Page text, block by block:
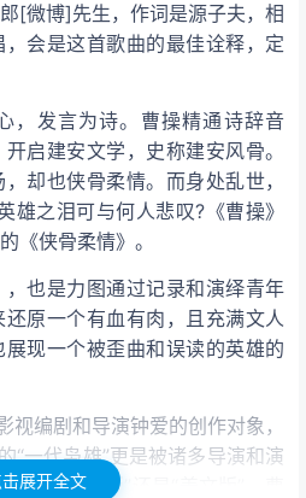
[微博]先生，作词是源子夫，相
会是这首歌曲的最佳诠释，定
发言为诗。曹操精通诗辞音
启建安文学，史称建安风骨。
却也侠骨柔情。而身处乱世，
雄之泪可与何人悲叹?《曹操》
《侠骨柔情》。
也是力图通过记录和演绎青年
原一个有血有肉，且充满文人
现一个被歪曲和误读的英雄的
编剧和导演钟爱的创作对象，
“一代枭雄”更是被诸多导演和演
建斌[微博]版”还是“姜文版”，曹
击展开全文